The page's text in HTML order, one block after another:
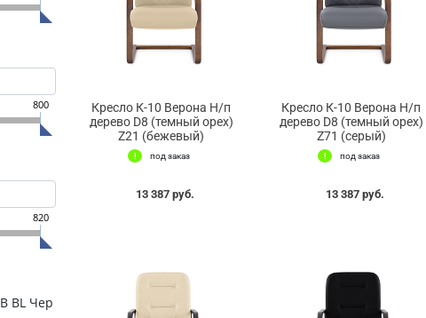
800
820
BL Чер
Кресло К-10 Верона Н/п
дерево D8 (темный орех)
Z21 (бежевый)
под заказ
13 387 руб.
Кресло К-10 Верона Н/п
дерево D8 (темный орех)
Z71 (серый)
под заказ
13 387 руб.